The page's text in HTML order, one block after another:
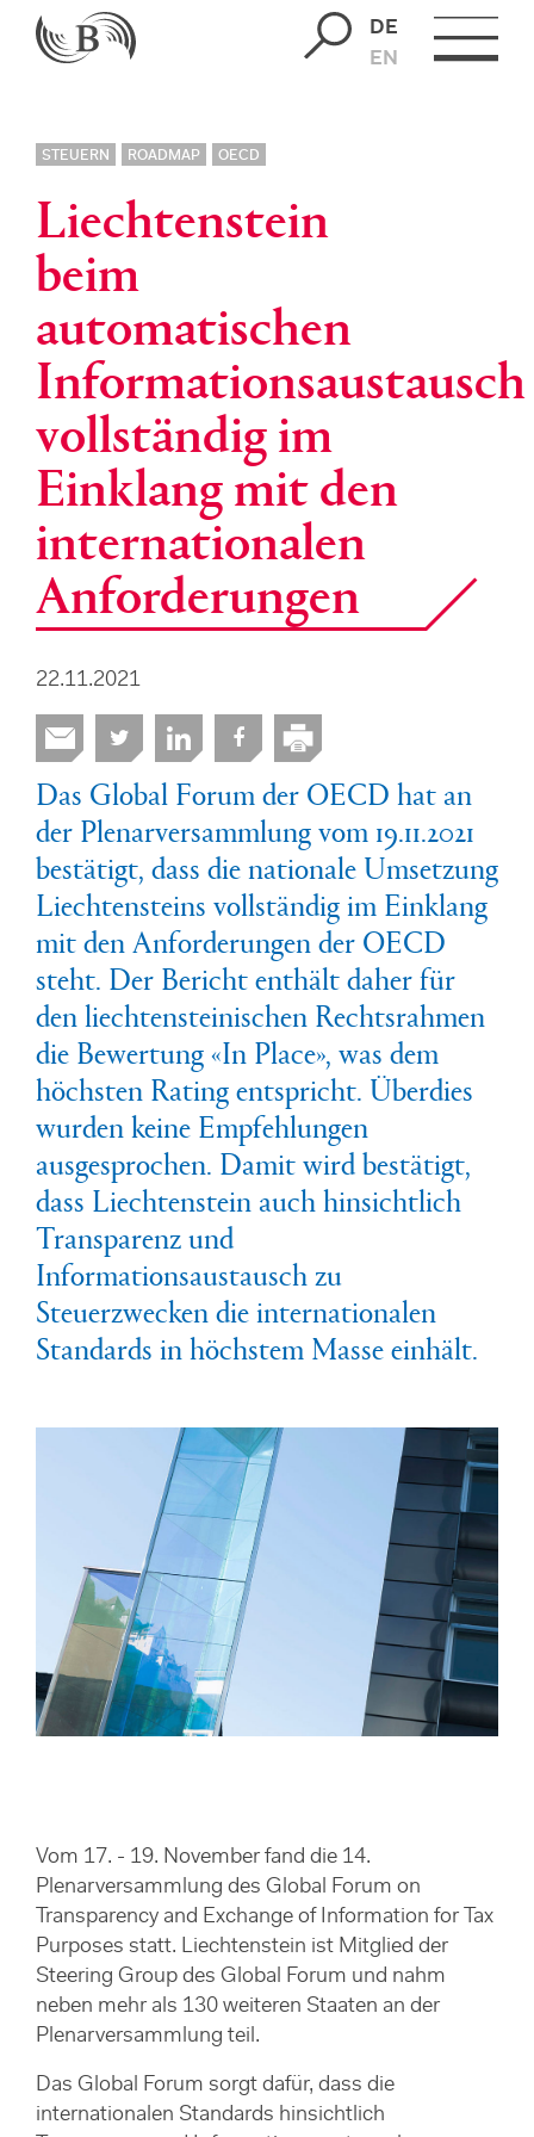
DE
EN
STEUERN ROADMAP OECD
Liechtenstein
beim
automatischen
Informationsaustausch
vollständig im
Einklang mit den
internationalen
Anforderungen
22.11.2021
Das Global Forum der OECD hat an
der Plenarversammlung vom 19.11.2021
bestätigt, dass die nationale Umsetzung
Liechtensteins vollständig im Einklang
mit den Anforderungen der OECD
steht. Der Bericht enthält daher für
den liechtensteinischen Rechtsrahmen
die Bewertung «In Place», was dem
höchsten Rating entspricht. Überdies
wurden keine Empfehlungen
ausgesprochen. Damit wird bestätigt,
dass Liechtenstein auch hinsichtlich
Transparenz und
Informationsaustausch zu
Steuerzwecken die internationalen
Standards in höchstem Masse einhält.
Vom 17. - 19. November fand die 14.
Plenarversammlung des Global Forum on
Transparency and Exchange of Information for Tax
Purposes statt. Liechtenstein ist Mitglied der
Steering Group des Global Forum und nahm
neben mehr als 130 weiteren Staaten an der
Plenarversammlung teil.
Das Global Forum sorgt dafür, dass die
internationalen Standards hinsichtlich